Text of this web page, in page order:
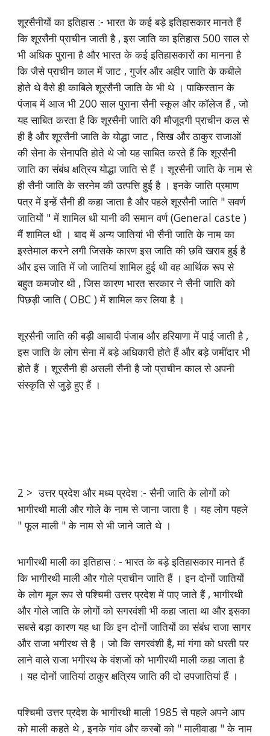
शूरसैनीयों का इतिहास :- भारत के कई बड़े इतिहासकार मानते हैं
कि शूरसैनी प्राचीन जाती है , इस जाति का इतिहास 500 साल से
भी अधिक पुराना है और भारत के कई इतिहासकारों का मानना है
कि जैसे प्राचीन काल में जाट , गुर्जर और अहीर जाति के कबीले
होते थे वैसे ही काबिले शूरसैनी जाति के भी थे । पाकिस्तान के
पंजाब में आज भी 200 साल पुराना सैनी स्कूल और कॉलेज हैं , जो
यह साबित करता है कि शूरसैनी जाति की मौजूदगी प्राचीन कल से
ही है और शूरसैनी जाति के योद्धा जाट , सिख और ठाकुर राजाओं
की सेना के सेनापति होते थे जो यह साबित करते हैं कि शूरसैनी
जाति का संबंध क्षत्रिय योद्धा जाति से हैं । शूरसैनी जाति के नाम से
ही सैनी जाति के सरनेम की उत्पत्ति हुई है । इनके जाति प्रमाण
पत्र में इन्हें सैनी ही कहा जाता है और पहले शूरसैनी जाति " सवर्ण
जातियों " में शामिल थी यानी की समान वर्ण (General caste )
मैं शामिल थी । बाद में अन्य जातियां भी सैनी जाति के नाम का
इस्तेमाल करने लगी जिसके कारण इस जाति की छवि खराब हुई है
और इस जाति में जो जातियां शामिल हुई थी वह आर्थिक रूप से
बहुत कमजोर थी , जिस कारण भारत सरकार ने सैनी जाति को
पिछड़ी जाति ( OBC ) में शामिल कर लिया है ।
शूरसैनी जाति की बड़ी आबादी पंजाब और हरियाणा में पाई जाती है ,
इस जाति के लोग सेना में बड़े अधिकारी होते हैं और बड़े जमींदार भी
होते हैं । शूरसैनी ही असली सैनी है जो प्राचीन काल से अपनी
संस्कृति से जुड़े हुए हैं ‌।
2 > उत्तर प्रदेश और मध्य प्रदेश :- सैनी जाति के लोगों को
भागीरथी माली और गोले के नाम से जाना जाता है । यह लोग पहले
" फूल माली " के नाम से भी जाने जाते थे ।
भागीरथी माली का इतिहास : - भारत के बड़े इतिहासकार मानते हैं
कि भागीरथी माली और गोले प्राचीन जाति हैं । इन दोनों जातियों
के लोग मूल रूप से पश्चिमी उत्तर प्रदेश में पाए जाते हैं , भागीरथी
और गोले जाति के लोगों को सगरवंशी भी कहा जाता था और इसका
सबसे बड़ा कारण यह था कि इन दोनों जातियों का संबंध राजा सागर
और राजा भगीरथ से है ‌। जो कि सगरवंशी है, मां गंगा को धरती पर
लाने वाले राजा भगीरथ के वंशजों को भागीरथी माली कहा जाता है
। यह दोनों जातियां ठाकुर क्षत्रिय जाति की दो उपजातियां हैं ।
पश्चिमी उत्तर प्रदेश के भागीरथी माली 1985 से पहले अपने आप
को माली कहते थे , इनके गांव और कस्बों को " मालीवाडा " के नाम